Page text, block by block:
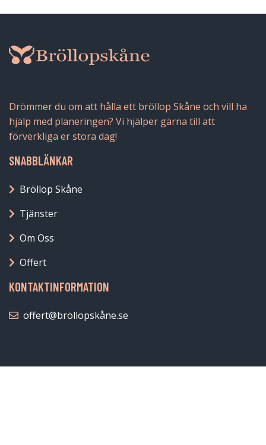
Drömmer du om att hålla ett bröllop Skåne och vill ha
hjälp med planeringen? Vi hjälper gärna till att
förverkliga er stora dag!
SNABBLÄNKAR
Bröllop Skåne
Tjänster
Om Oss
Offert
KONTAKTINFORMATION
offert@bröllopskåne.se